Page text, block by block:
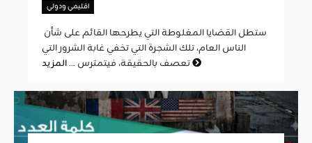
اقليمي ودولي
الناس العام، تلك الشجرة التي تخفي غابة الشرور التي
تعصف بالحقيقة، فيتمترس ...